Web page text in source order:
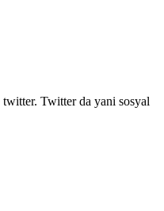
twitter. Twitter da yani sosyal